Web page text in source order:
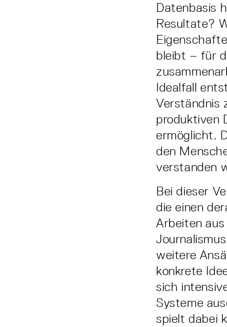
Datenbasis
Resultate?
bleibt – für
Idealfall
Verständnis
produktiven
ermöglicht.
den
verstanden
Bei dieser
die einen
Arbeiten
weitere
konkrete
sich
Systeme
spielt dabei